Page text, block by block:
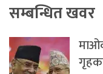
सम्बन्धित खवर